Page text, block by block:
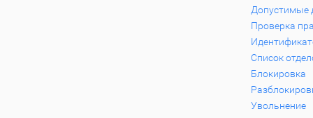
Допустимые
Проверка
Список
Блокировка
Увольнение